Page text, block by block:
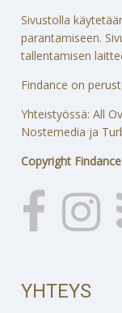
Sivustolla
parantamiseen.
tallentamisen
Findance on
Yhteistyössä: All
Nostemedia ja
Copyright
YHTEYS